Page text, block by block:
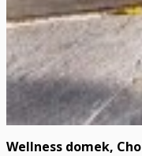
Wellness domek,